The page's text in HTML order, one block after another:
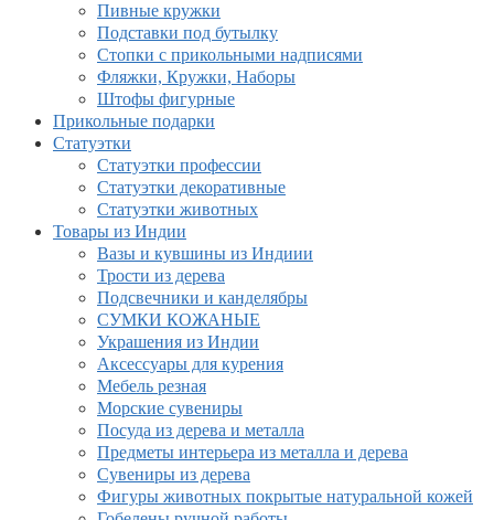
Пивные кружки
Подставки под бутылку
Стопки с прикольными надписями
Фляжки, Кружки, Наборы
Штофы фигурные
Прикольные подарки
Статуэтки
Статуэтки профессии
Статуэтки декоративные
Статуэтки животных
Товары из Индии
Вазы и кувшины из Индиии
Трости из дерева
Подсвечники и канделябры
СУМКИ КОЖАНЫЕ
Украшения из Индии
Аксессуары для курения
Мебель резная
Морские сувениры
Посуда из дерева и металла
Предметы интерьера из металла и дерева
Сувениры из дерева
Фигуры животных покрытые натуральной кожей